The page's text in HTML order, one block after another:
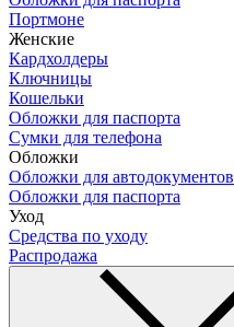
Портмоне
Женские
Кардхолдеры
Ключницы
Кошельки
Обложки для паспорта
Сумки для телефона
Обложки
Обложки для автодокументов
Обложки для паспорта
Уход
Средства по уходу
Распродажа